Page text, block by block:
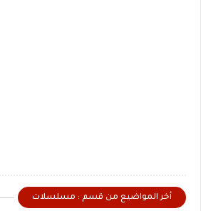
أخر المواضيع من قسم : مسلسلات